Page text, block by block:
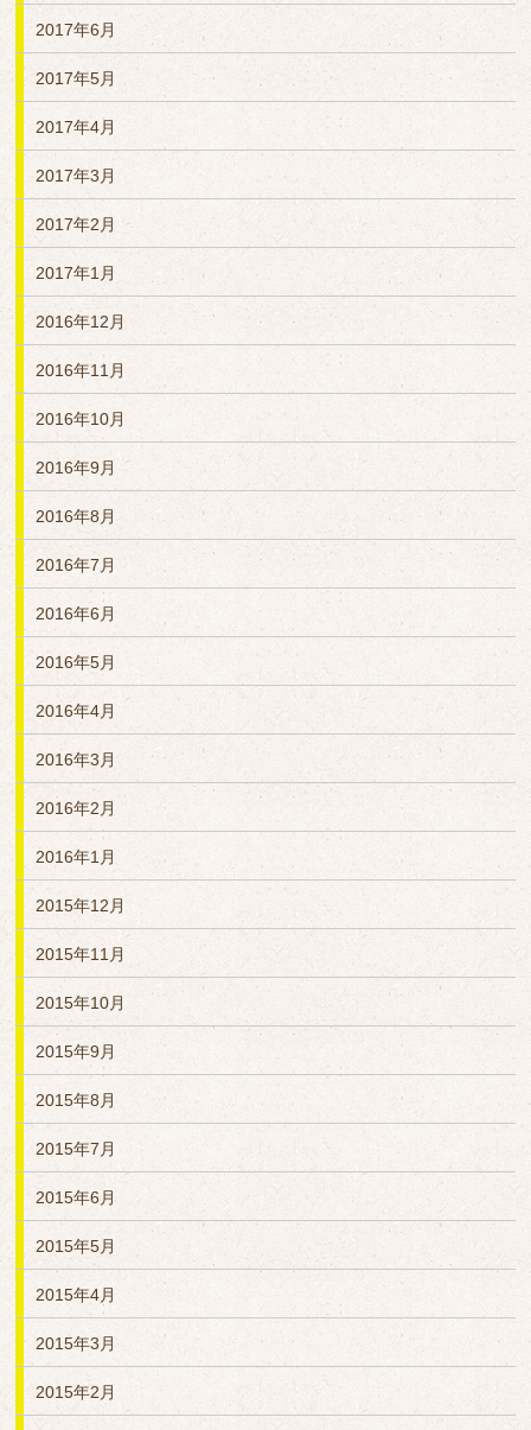
2017年6月
2017年5月
2017年4月
2017年3月
2017年2月
2017年1月
2016年12月
2016年11月
2016年10月
2016年9月
2016年8月
2016年7月
2016年6月
2016年5月
2016年4月
2016年3月
2016年2月
2016年1月
2015年12月
2015年11月
2015年10月
2015年9月
2015年8月
2015年7月
2015年6月
2015年5月
2015年4月
2015年3月
2015年2月